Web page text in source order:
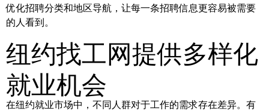
优化招聘分类和地区导航，让每一条招聘信息更容易被需要
的人看到。
纽约找工网提供多样化
就业机会
在纽约就业市场中，不同人群对于工作的需求存在差异。有